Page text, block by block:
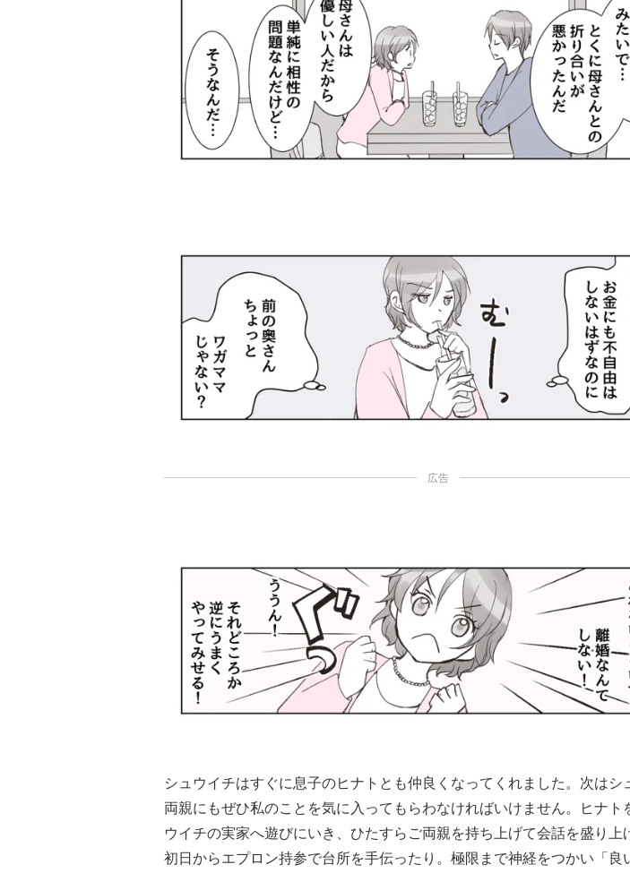
広告
シュウイチはすぐに息子のヒナトとも仲良くなってくれました。次はシ
両親にもぜひ私のことを気に入ってもらわなければいけません。ヒナト
ウイチの実家へ遊びにいき、ひたすらご両親を持ち上げて会話を盛り上
初日からエプロン持参で台所を手伝ったり。極限まで神経をつかい「良